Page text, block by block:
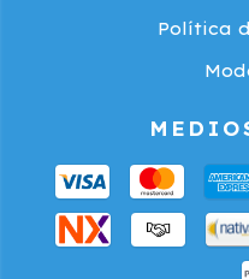
Política